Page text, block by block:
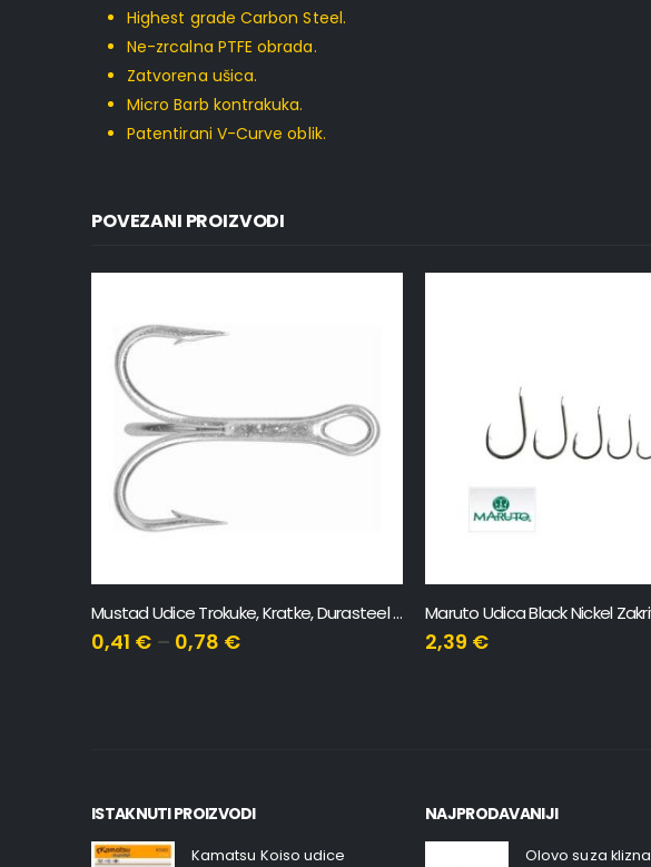
Highest grade Carbon Steel.
Ne-zrcalna PTFE obrada.
Zatvorena ušica.
Micro Barb kontrakuka.
Patentirani V-Curve oblik.
POVEZANI PROIZVODI
Mustad Udice Trokuke, Kratke, Durasteel 2x
0,41 € – 0,78 € 2,39 €
ISTAKNUTI PROIZVODI
Kamatsu Koiso udice
NAJPRODAVANIJI
Olovo suza klizna